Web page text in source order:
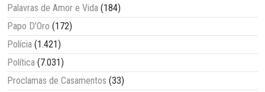
Palavras de Amor e Vida (184)
Papo D'Oro (172)
Polícia (1.421)
Política (7.031)
Proclamas de Casamentos (33)